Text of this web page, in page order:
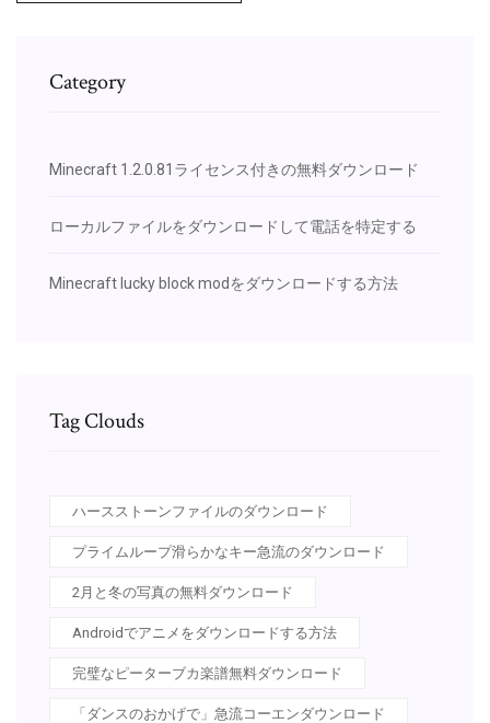
Category
Minecraft 1.2.0.81ライセンス付きの無料ダウンロード
ローカルファイルをダウンロードして電話を特定する
Minecraft lucky block modをダウンロードする方法
Tag Clouds
ハースストーンファイルのダウンロード
プライムループ滑らかなキー急流のダウンロード
2月と冬の写真の無料ダウンロード
Androidでアニメをダウンロードする方法
完璧なピーターブカ楽譜無料ダウンロード
「ダンスのおかげで」急流コーエンダウンロード